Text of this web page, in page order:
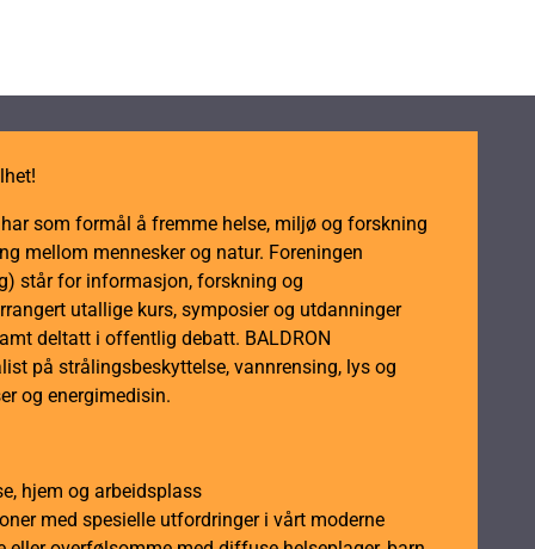
som formål å fremme helse, miljø og forskning
mellom mennesker og natur. Foreningen
står for informasjon, forskning og
utallige kurs, symposier og utdanninger
deltatt i offentlig debatt. BALDRON
på strålingsbeskyttelse, vannrensing, lys og
og energimedisin.
hjem og arbeidsplass
med spesielle utfordringer i vårt moderne